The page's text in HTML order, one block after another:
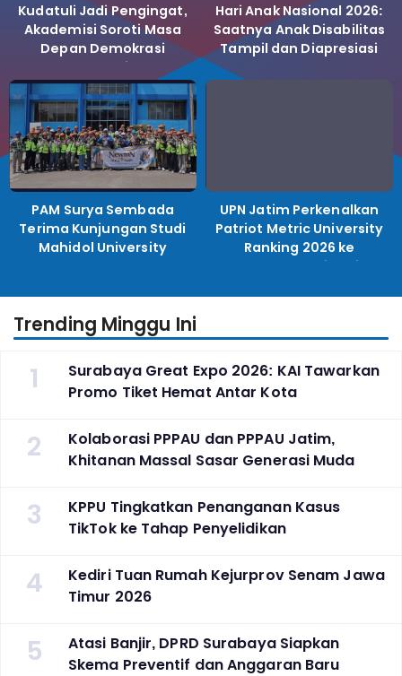
Kudatuli Jadi Pengingat,
Akademisi Soroti Masa
Depan Demokrasi
Indonesia
Hari Anak Nasional 2026:
Saatnya Anak Disabilitas
Tampil dan Diapresiasi
PAM Surya Sembada
Terima Kunjungan Studi
Mahidol University
UPN Jatim Perkenalkan
Patriot Metric University
Ranking 2026 ke
Perguruan Tinggi
Trending Minggu Ini
1
Surabaya Great Expo 2026: KAI Tawarkan
Promo Tiket Hemat Antar Kota
2
Kolaborasi PPPAU dan PPPAU Jatim,
Khitanan Massal Sasar Generasi Muda
3
KPPU Tingkatkan Penanganan Kasus
TikTok ke Tahap Penyelidikan
4
Kediri Tuan Rumah Kejurprov Senam Jawa
Timur 2026
5
Atasi Banjir, DPRD Surabaya Siapkan
Skema Preventif dan Anggaran Baru